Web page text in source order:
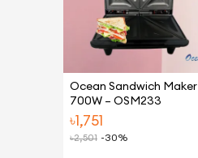
Ocean Sandwich Maker
700W – OSM233
৳1,751
৳2,501 -30%